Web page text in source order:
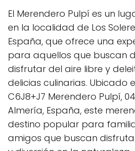
El Merendero Pulpí es un
en la localidad de Los
España, que ofrece una
para aquellos que buscan
disfrutar del aire libre y
delicias culinarias. Ubicado
C6J8+J7 Merendero Pulpí,
Almería, España, este
destino popular para
amigos que buscan